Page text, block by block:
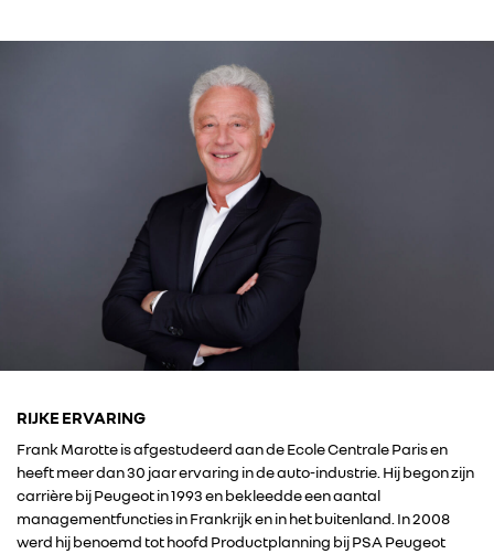
RIJKE ERVARING
Frank Marotte is afgestudeerd aan de Ecole Centrale Paris en
heeft meer dan 30 jaar ervaring in de auto-industrie. Hij begon zijn
carrière bij Peugeot in 1993 en bekleedde een aantal
managementfuncties in Frankrijk en in het buitenland. In 2008
werd hij benoemd tot hoofd Productplanning bij PSA Peugeot